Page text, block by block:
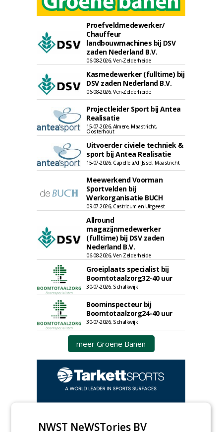
Proefveldmedewerker/
Chauffeur
landbouwmachines bij DSV
zaden Nederland B.V.
06-08-2026, Ven-Zelderheide
Kasmedewerker (fulltime) bij
DSV zaden Nederland B.V.
06-08-2026, Ven-Zelderheide
Projectleider Sport bij Antea
Realisatie
15-07-2026, Almere, Maastricht,
Oosterhout
Uitvoerder civiele techniek &
sport bij Antea Realisatie
15-07-2026, Capelle a/d IJssel, Maastricht
Meewerkend Voorman
Sportvelden bij
Werkorganisatie BUCH
09-07-2026, Castricum en Uitgeest
Allround
magazijnmedewerker
(fulltime) bij DSV zaden
Nederland B.V.
06-08-2026, Ven Zelderheide
Groeiplaats specialist bij
Boomtotaalzorg32-40 uur
30-07-2026, Schalkwijk
Boominspecteur bij
Boomtotaalzorg24-40 uur
30-07-2026, Schalkwijk
meer Groene Banen
NWST NeWSTories BV